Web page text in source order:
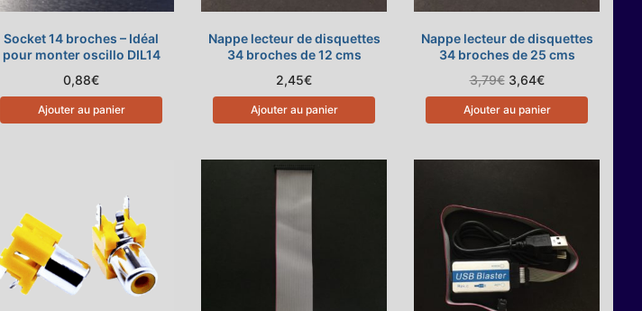
Socket 14 broches – Idéal
pour monter oscillo DIL14
0,88€
Ajouter au panier
Nappe lecteur de disquettes
34 broches de 12 cms
2,45€
Ajouter au panier
Nappe lecteur de disquettes
34 broches de 25 cms
3,79€ Le
prix
initial
était :
3,64€Le
actuel
est :
Ajouter au panier